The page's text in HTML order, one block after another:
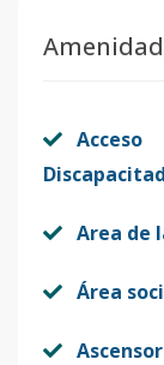
Acceso
Area de
Área
Ascensor